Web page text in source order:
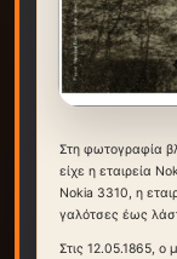
Στη φωτογραφία
είχε η εταιρεία
Nokia 3310, η
γαλότσες έως
Στις 12.05.1865, ο